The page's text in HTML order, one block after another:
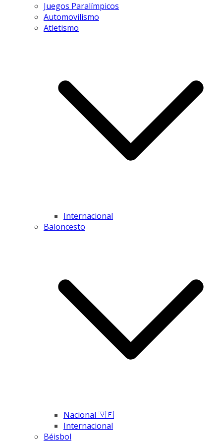
Juegos Paralímpicos
Automovilismo
Atletismo
Internacional
Baloncesto
Nacional 🇻🇪
Internacional
Béisbol